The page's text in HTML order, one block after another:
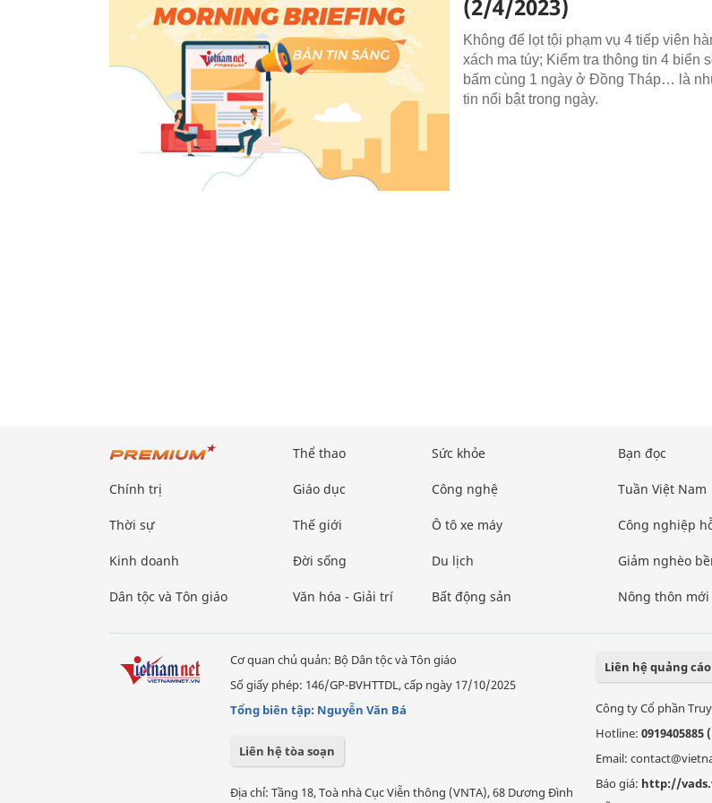
(2/4/2023)
Không để lọt tội phạm vụ 4 tiếp viên
xách ma túy; Kiểm tra thông tin 4 biển
bấm cùng 1 ngày ở Đồng Tháp… là
tin nổi bật trong ngày.
Chính trị
Thời sự
Kinh doanh
Dân tộc và Tôn giáo
Thể thao
Giáo dục
Thế giới
Đời sống
Văn hóa - Giải trí
Sức khỏe
Công nghệ
Ô tô xe máy
Du lịch
Bất động sản
Bạn đọc
Tuần Việt Nam
Công nghiệp
Giảm nghèo
Nông thôn mới
Cơ quan chủ quản: Bộ Dân tộc và Tôn giáo
Số giấy phép: 146/GP-BVHTTDL, cấp ngày 17/10/2025
Tổng biên tập: Nguyễn Văn Bá
Liên hệ tòa soạn
Địa chỉ: Tầng 18, Toà nhà Cục Viễn thông (VNTA), 68 Dương Đình
Liên hệ quảng cáo
Công ty Cổ phần
Hotline: 0919405885
Email:
Báo giá: http://